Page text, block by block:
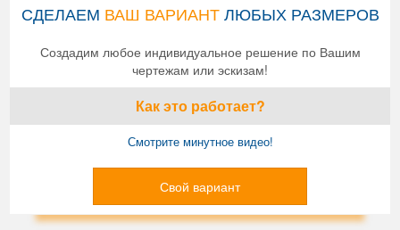
СДЕЛАЕМ ВАШ ВАРИАНТЛЮБЫХ РАЗМЕРОВ
Создадим любое индивидуальное решение по Вашим
чертежам или эскизам!
Как это работает?
Смотрите минутное видео!
Свой вариант